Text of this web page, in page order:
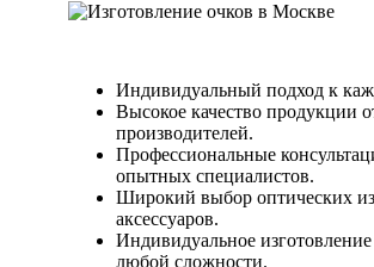
Индивидуальный подход к
Высокое качество продукции
производителей.
Профессиональные
опытных специалистов.
Широкий выбор оптических
аксессуаров.
Индивидуальное
любой сложности.